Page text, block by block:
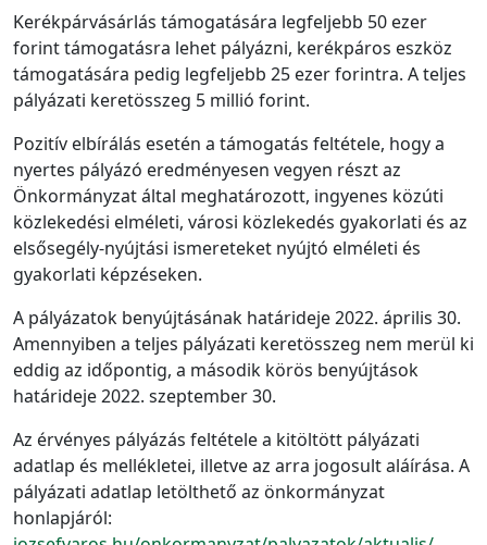
Kerékpárvásárlás támogatására legfeljebb 50 ezer
forint támogatásra lehet pályázni, kerékpáros eszköz
támogatására pedig legfeljebb 25 ezer forintra. A teljes
pályázati keretösszeg 5 millió forint.
Pozitív elbírálás esetén a támogatás feltétele, hogy a
nyertes pályázó eredményesen vegyen részt az
Önkormányzat által meghatározott, ingyenes közúti
közlekedési elméleti, városi közlekedés gyakorlati és az
elsősegély-nyújtási ismereteket nyújtó elméleti és
gyakorlati képzéseken.
A pályázatok benyújtásának határideje 2022. április 30.
Amennyiben a teljes pályázati keretösszeg nem merül ki
eddig az időpontig, a második körös benyújtások
határideje 2022. szeptember 30.
Az érvényes pályázás feltétele a kitöltött pályázati
adatlap és mellékletei, illetve az arra jogosult aláírása. A
pályázati adatlap letölthető az önkormányzat
honlapjáról: